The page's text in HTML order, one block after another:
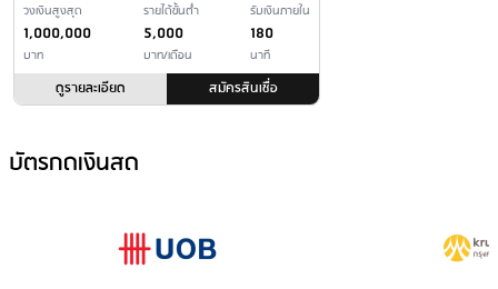
วงเงินสูงสุด
1,000,000
บาท
รายได้ขั้นต่ำ
5,000
บาท/เดือน
รับเงินภายใน
180
นาที
ดูรายละเอียด สมัครสินเชื่อ
บัตรกดเงินสด